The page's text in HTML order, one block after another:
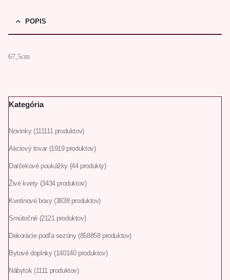
POPIS
67,5cm
Kategória
Novinky 111111 produktov
Akciový tovar 1919 produktov
Darčekové poukážky 44 produkty
Živé kvety 3434 produktov
Kvetinové boxy 3838 produktov
Smútočné 2121 produktov
Dekorácie podľa sezóny 858858 produktov
Bytové doplnky 140140 produktov
Nábytok 1111 produktov